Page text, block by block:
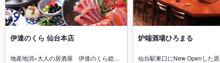
伊達のくら 仙台本店
地産地消×大人の居酒屋 伊達のくら総…
炉端酒場ひろまる
仙台駅東口にNew Openした